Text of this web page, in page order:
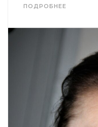
ПОДРОБНЕЕ